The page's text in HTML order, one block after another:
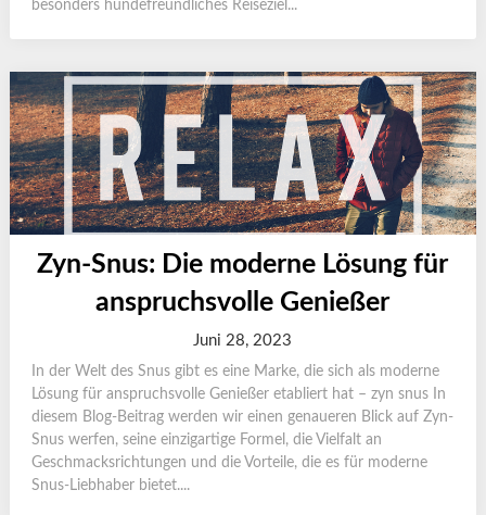
besonders hundefreundliches Reiseziel...
Zyn-Snus: Die moderne Lösung für
anspruchsvolle Genießer
Juni 28, 2023
In der Welt des Snus gibt es eine Marke, die sich als moderne
Lösung für anspruchsvolle Genießer etabliert hat – zyn snus In
diesem Blog-Beitrag werden wir einen genaueren Blick auf Zyn-
Snus werfen, seine einzigartige Formel, die Vielfalt an
Geschmacksrichtungen und die Vorteile, die es für moderne
Snus-Liebhaber bietet....